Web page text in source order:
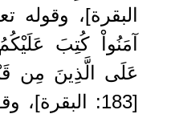
البقرة]، وقوله
آمَنُواْ كُتِبَ
عَلَى الَّذِينَ مِن
[183: